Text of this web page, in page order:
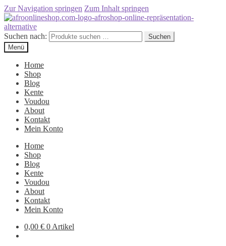
Zur Navigation springen Zum Inhalt springen
Suchen nach:
Suchen
Menü
Home
Shop
Blog
Kente
Voudou
About
Kontakt
Mein Konto
Home
Shop
Blog
Kente
Voudou
About
Kontakt
Mein Konto
0,00 € 0 Artikel